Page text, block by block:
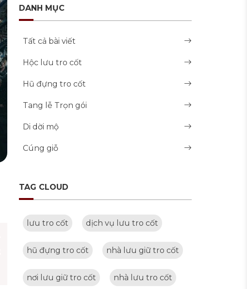
DANH MỤC
Tất cả bài viết
Hộc lưu tro cốt
Hũ đựng tro cốt
Tang lễ Trọn gói
Di dời mộ
Cúng giỗ
TAG CLOUD
lưu tro cốt dịch vụ lưu tro cốt
hũ đựng tro cốt nhà lưu giữ tro cốt
nơi lưu giữ tro cốt nhà lưu tro cốt